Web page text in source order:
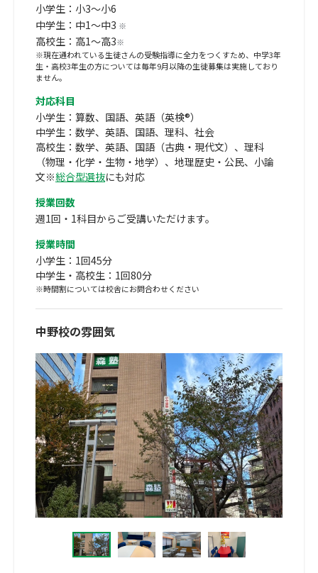
小学生：小3～小6
中学生：中1～中3 ※
高校生：高1～高3※
※現在通われている生徒さんの受験指導に全力をつくすため、中学3年
生・高校3年生の方については毎年9月以降の生徒募集は実施しており
ません。
対応科目
小学生：算数、国語、英語（英検®）
中学生：数学、英語、国語、理科、社会
高校生：数学、英語、国語（古典・現代文）、理科
（物理・化学・生物・地学）、地理歴史・公民、小論
文※総合型選抜にも対応
授業回数
週1回・1科目からご受講いただけます。
授業時間
小学生：1回45分
中学生・高校生：1回80分
※時間割については校舎にお問合わせください
中野校の雰囲気